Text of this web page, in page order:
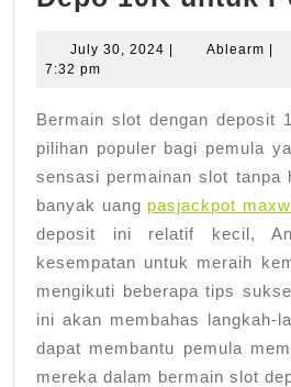
July 30, 2024 July
Ablearm
7:32 pm
Bermain slot dengan deposit
pilihan populer bagi pemula
sensasi permainan slot tanpa
banyak uang pasjackpot
deposit ini relatif kecil,
kesempatan untuk meraih
mengikuti beberapa tips
ini akan membahas langkah-
dapat membantu pemula
mereka dalam bermain slot